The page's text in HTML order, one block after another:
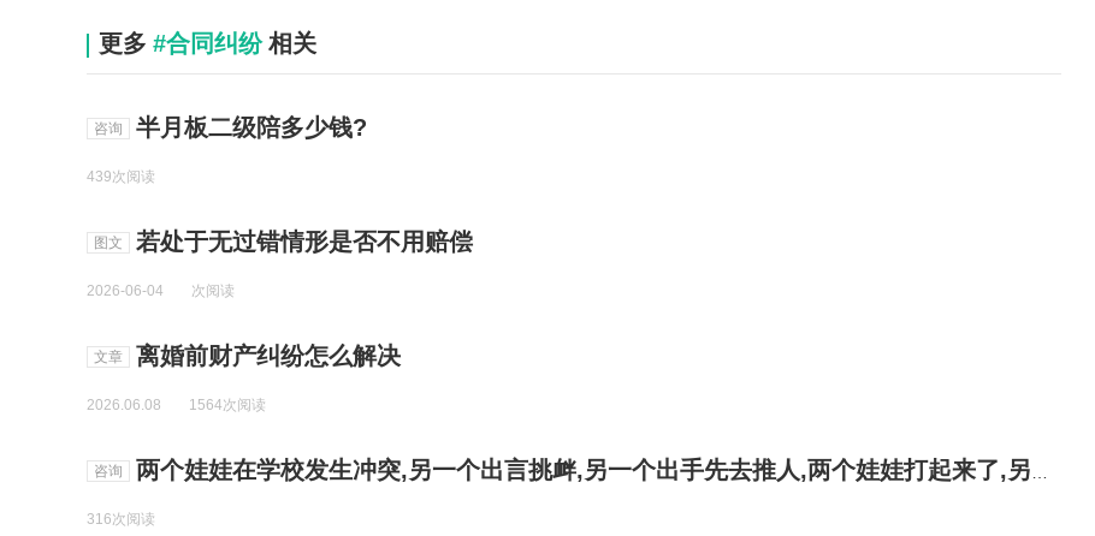
更多 #合同纠纷 相关
咨询 半月板二级陪多少钱?
439次阅读
图文 若处于无过错情形是否不用赔偿
2026-06-04 次阅读
文章 离婚前财产纠纷怎么解决
2026.06.08 1564次阅读
咨询 两个娃娃在学校发生冲突,另一个出言挑衅,另一个出手先去推人,两个娃娃打起来了,另一个的眼镜掉地上摔坏了,怎么赔偿?
316次阅读